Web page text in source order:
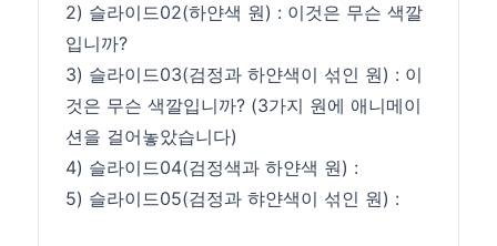
2) 슬라이드02(하얀색 원) : 이것은 무슨 색깔
입니까?
3) 슬라이드03(검정과 하얀색이 섞인 원) : 이
것은 무슨 색깔입니까? (3가지 원에 애니메이
션을 걸어놓았습니다)
4) 슬라이드04(검정색과 하얀색 원) :
5) 슬라이드05(검정과 햐얀색이 섞인 원) :